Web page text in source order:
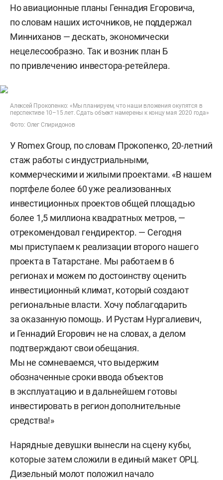
Но авиационные планы Геннадия Егоровича,
по словам наших источников, не поддержал
Минниханов — дескать, экономически
нецелесообразно. Так и возник план Б
по привлечению инвестора-ретейлера.
Алексей Прокопенко: «Мы планируем, что наши вложения окупятся в
перспективе 10–15 лет. Сдать объект намерены к концу мая 2020 года»
Фото: Олег Спиридонов
У Romex Group, по словам Прокопенко, 20-летний
стаж работы с индустриальными,
коммерческими и жилыми проектами. «В нашем
портфеле более 60 уже реализованных
инвестиционных проектов общей площадью
более 1,5 миллиона квадратных метров, —
отрекомендовал гендиректор. — Сегодня
мы приступаем к реализации второго нашего
проекта в Татарстане. Мы работаем в 6
регионах и можем по достоинству оценить
инвестиционный климат, который создают
региональные власти. Хочу поблагодарить
за оказанную помощь. И Рустам Нургалиевич,
и Геннадий Егорович не на словах, а делом
подтверждают свои обещания.
Мы не сомневаемся, что выдержим
обозначенные сроки ввода объектов
в эксплуатацию и в дальнейшем готовы
инвестировать в регион дополнительные
средства!»
Нарядные девушки вынесли на сцену кубы,
которые затем сложили в единый макет ОРЦ.
Дизельный молот положил начало